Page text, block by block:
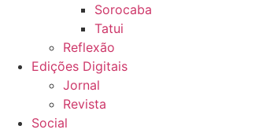
Sorocaba
Tatui
Reflexão
Edições Digitais
Jornal
Revista
Social